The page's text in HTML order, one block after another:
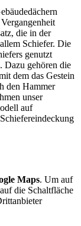
die in der
Schiefer. Die
genutzt
Dazu gehören die
dem das Gestein
den Hammer
unser
auf
Maps. Um auf
die Schaltfläche